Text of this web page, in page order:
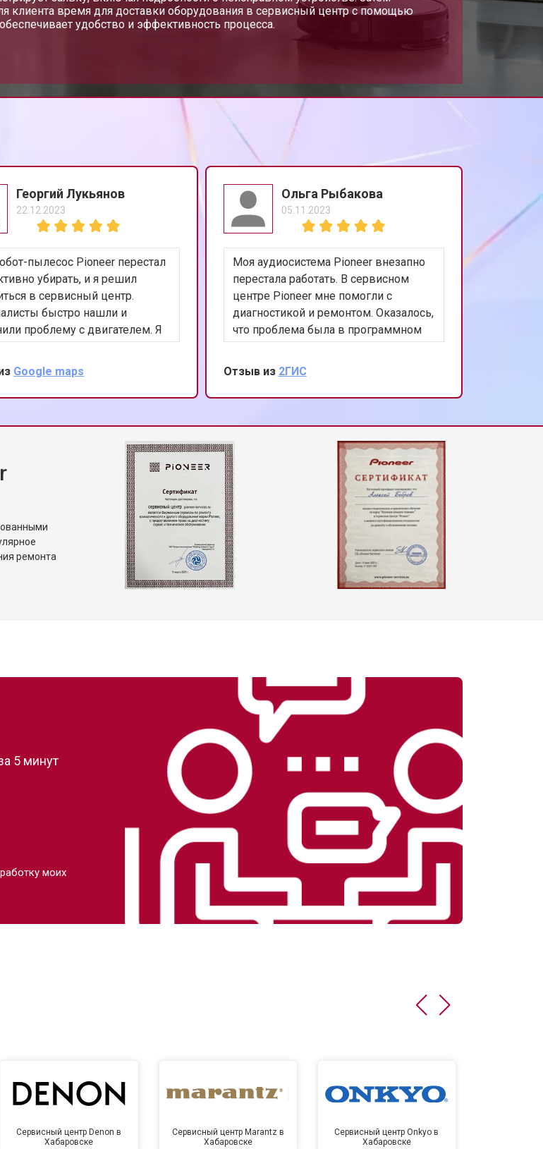
клиента время для доставки оборудования в сервисный центр с помощью
удобство и эффективность процесса.
Георгий Лукьянов
22.12.2023
пылесос Pioneer перестал
убирать, и я решил
в сервисный центр.
быстро нашли и
проблему с двигателем. Я
их вниманием к деталям и
Спасибо за
моего помощника в
Google maps
Ольга Рыбакова
05.11.2023
Моя аудиосистема Pioneer внезапно
перестала работать. В сервисном
центре Pioneer мне помогли с
диагностикой и ремонтом. Оказалось,
что проблема была в программном
обеспечении. Быстро и качественно
обновили ПО, и система снова
заиграла как новая. Огромное
спасибо за вашу работу и заботу о
Отзыв из 2ГИС
ремонта
5 минут
моих
Сервисный центр Denon в
Хабаровске
Сервисный центр Marantz в
Хабаровске
Сервисный центр Onkyo в
Хабаровске